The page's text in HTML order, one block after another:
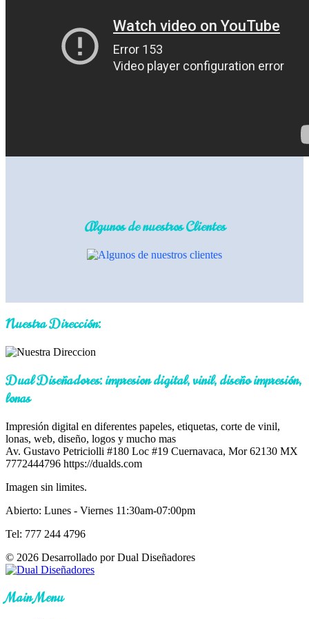
Algunos de nuestros Clientes
Nuestra Dirección:
Dual Diseñadores: impresion digital, vinil, diseño impresión,
lonas
Impresión digital en diferentes papeles, etiquetas, corte de vinil,
lonas, web, diseño, logos y mucho mas
Av. Gustavo Petriciolli #180 Loc #19 Cuernavaca, Mor 62130 MX
7772444796 https://dualds.com
Imagen sin limites.
Abierto: Lunes - Viernes 11:30am-07:00pm
Tel: 777 244 4796
© 2026 Desarrollado por Dual Diseñadores
Main Menu